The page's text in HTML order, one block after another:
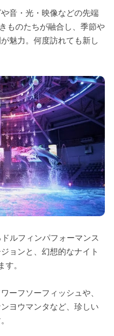
音・光・映像などの先端
ものたちが融合し、季節や
魅力。何度訪れても新し
ルフィンパフォーマンス
ョンと、幻想的なナイト
す。
ーフソーフィッシュや、
ヨウマンタなど、珍しい